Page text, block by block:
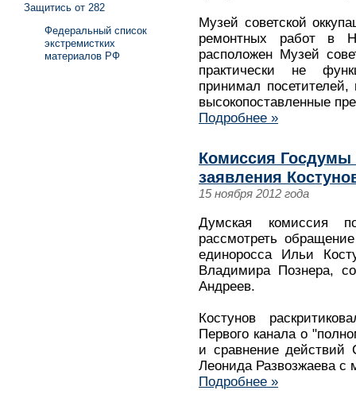
Музей советской
ремонтных работ в
расположен Музей
практически не
принимал
высокопоставленные
Подробнее »
Комиссия Госдумы
заявления
15 ноября 2012 года
Думская комиссия
рассмотреть
единоросса Ильи
Владимира Познера,
Андреев.
Костунов
Первого канала о
и сравнение действий
Леонида Развозжаева с
Подробнее »
Защитись от 282
Федеральный список
экстремистких
материалов РФ